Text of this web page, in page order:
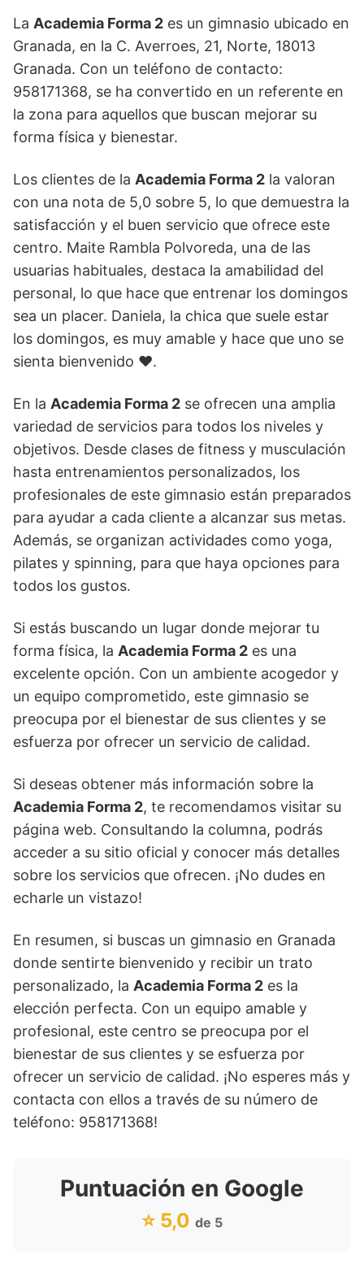
La Academia Forma 2 es un gimnasio ubicado en
Granada, en la C. Averroes, 21, Norte, 18013
Granada. Con un teléfono de contacto:
958171368, se ha convertido en un referente en
la zona para aquellos que buscan mejorar su
forma física y bienestar.
Los clientes de la Academia Forma 2 la valoran
con una nota de 5,0 sobre 5, lo que demuestra la
satisfacción y el buen servicio que ofrece este
centro. Maite Rambla Polvoreda, una de las
usuarias habituales, destaca la amabilidad del
personal, lo que hace que entrenar los domingos
sea un placer. Daniela, la chica que suele estar
los domingos, es muy amable y hace que uno se
sienta bienvenido ❤️.
En la Academia Forma 2 se ofrecen una amplia
variedad de servicios para todos los niveles y
objetivos. Desde clases de fitness y musculación
hasta entrenamientos personalizados, los
profesionales de este gimnasio están preparados
para ayudar a cada cliente a alcanzar sus metas.
Además, se organizan actividades como yoga,
pilates y spinning, para que haya opciones para
todos los gustos.
Si estás buscando un lugar donde mejorar tu
forma física, la Academia Forma 2 es una
excelente opción. Con un ambiente acogedor y
un equipo comprometido, este gimnasio se
preocupa por el bienestar de sus clientes y se
esfuerza por ofrecer un servicio de calidad.
Si deseas obtener más información sobre la
Academia Forma 2, te recomendamos visitar su
página web. Consultando la columna, podrás
acceder a su sitio oficial y conocer más detalles
sobre los servicios que ofrecen. ¡No dudes en
echarle un vistazo!
En resumen, si buscas un gimnasio en Granada
donde sentirte bienvenido y recibir un trato
personalizado, la Academia Forma 2 es la
elección perfecta. Con un equipo amable y
profesional, este centro se preocupa por el
bienestar de sus clientes y se esfuerza por
ofrecer un servicio de calidad. ¡No esperes más y
contacta con ellos a través de su número de
teléfono: 958171368!
Puntuación en Google
⭐ 5,0 de 5